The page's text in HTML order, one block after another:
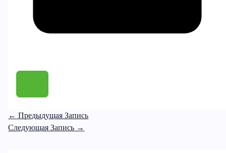
← Предыдущая Запись
Следующая Запись →